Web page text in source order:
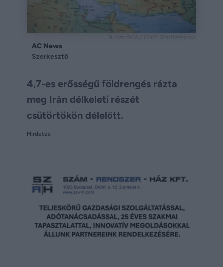
AC News
Szerkesztő
4,7-es erősségű földrengés rázta
meg Irán délkeleti részét
csütörtökön délelőtt.
Hirdetés